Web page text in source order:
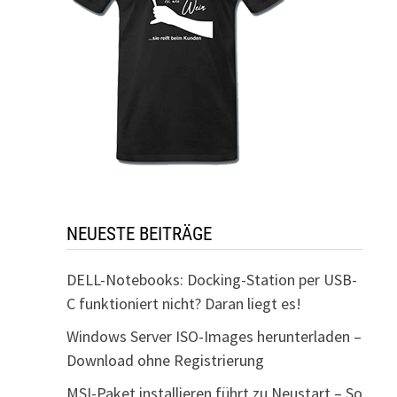
NEUESTE BEITRÄGE
DELL-Notebooks: Docking-Station per USB-
C funktioniert nicht? Daran liegt es!
Windows Server ISO-Images herunterladen –
Download ohne Registrierung